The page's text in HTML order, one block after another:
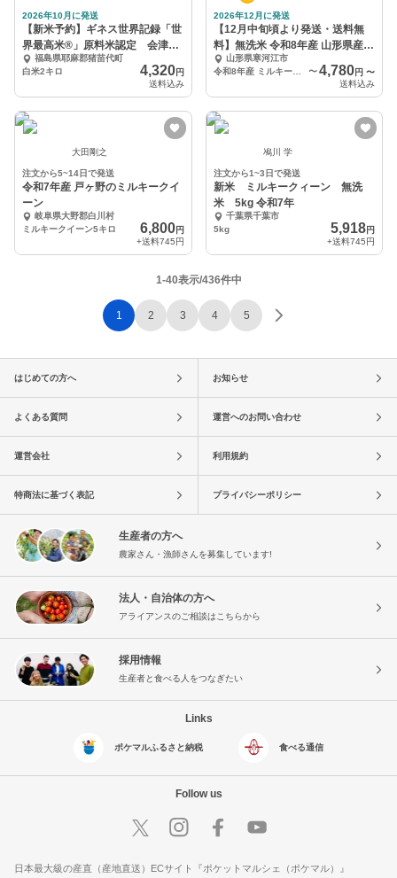
2026年10月に発送
【新米予約】ギネス世界記録「世
界最高米®」原料米認定 会津
産 ゆうだい21
福島県耶麻郡猪苗代町
白米2キロ
4,320円
送料込み
2026年12月に発送
【12月中旬頃より発送・送料無
料】無洗米 令和8年産 山形県産ミ
ルキークイーン
山形県寒河江市
令和8年産 ミルキークイーン無洗米 4kg
〜4,780円 〜
送料込み
大田剛之
注文から5~14日で発送
令和7年産 戸ヶ野のミルキークイ
ーン
岐阜県大野郡白川村
ミルキークイーン5キロ
6,800円
+送料745円
鳰川 学
注文から1~3日で発送
新米 ミルキークィーン 無洗
米 5kg 令和7年
千葉県千葉市
5kg
5,918円
+送料745円
1-40表示/436件中
1 2 3 4 5
はじめての方へ お知らせ
よくある質問 運営へのお問い合わせ
運営会社 利用規約
特商法に基づく表記 プライバシーポリシー
生産者の方へ
農家さん・漁師さんを募集しています!
法人・自治体の方へ
アライアンスのご相談はこちらから
採用情報
生産者と食べる人をつなぎたい
Links
ポケマルふるさと納税 食べる通信
Follow us
日本最大級の産直（産地直送）ECサイト『ポケットマルシェ（ポケマル）』